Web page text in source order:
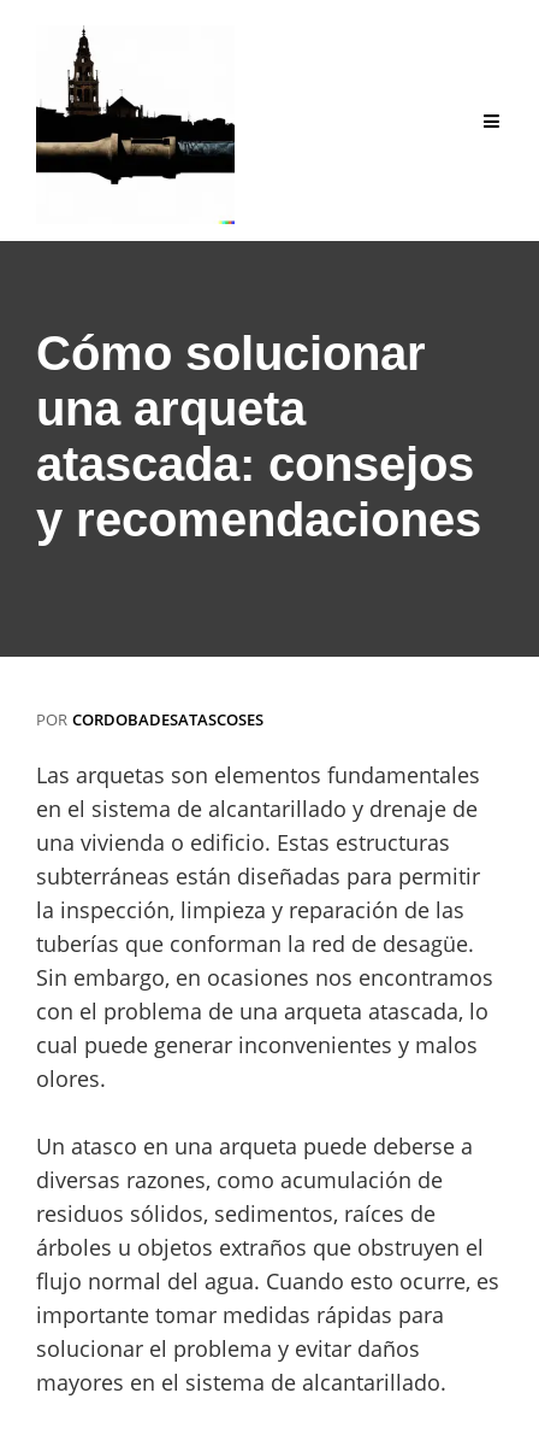
contenido
Cómo solucionar
una arqueta
atascada: consejos
y recomendaciones
POR CORDOBADESATASCOSES
Las arquetas son elementos fundamentales
en el sistema de alcantarillado y drenaje de
una vivienda o edificio. Estas estructuras
subterráneas están diseñadas para permitir
la inspección, limpieza y reparación de las
tuberías que conforman la red de desagüe.
Sin embargo, en ocasiones nos encontramos
con el problema de una arqueta atascada, lo
cual puede generar inconvenientes y malos
olores.
Un atasco en una arqueta puede deberse a
diversas razones, como acumulación de
residuos sólidos, sedimentos, raíces de
árboles u objetos extraños que obstruyen el
flujo normal del agua. Cuando esto ocurre, es
importante tomar medidas rápidas para
solucionar el problema y evitar daños
mayores en el sistema de alcantarillado.